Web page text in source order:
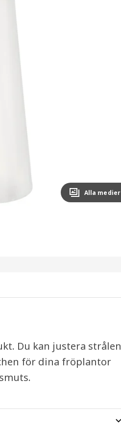
Alla medier
Du kan justera strålen
för dina fröplantor